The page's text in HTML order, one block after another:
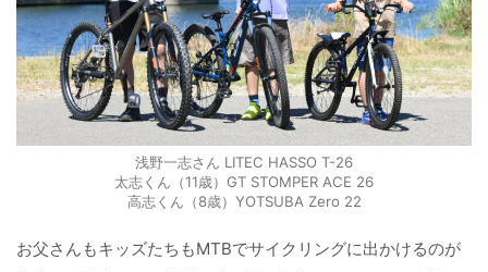
浅野一志さん LITEC HASSO T-26
太志くん（11歳）GT STOMPER ACE 26
高志くん（8歳）YOTSUBA Zero 22
お父さんもキッズたちもMTBでサイクリングに出かけるのが